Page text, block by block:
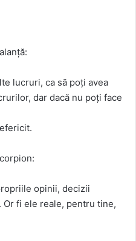
lucruri, ca să poți avea
dar dacă nu poți face
opinii, decizii
fi ele reale, pentru tine,